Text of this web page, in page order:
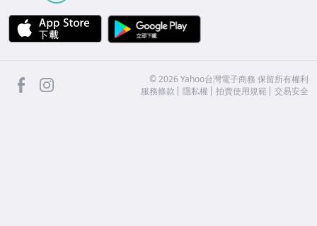
APP Store
facebook ©2026 Yahoo台灣電子商務 保留所有權利
服務條款
隱私權 拍賣使用規範 交易安全